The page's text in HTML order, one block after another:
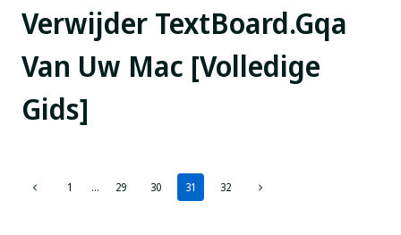
Verwijder TextBoard.Gqa
Van Uw Mac [Volledige
Gids]
Paginanavigatie
Vorige
1 … 29 30 31 32
Volgende